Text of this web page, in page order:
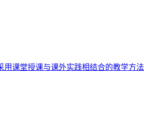
课堂授课与课外实践相结合的教学方法